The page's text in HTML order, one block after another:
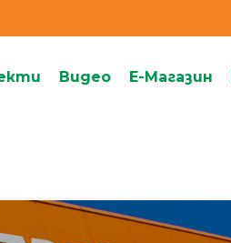
Видеo Е-Магазин